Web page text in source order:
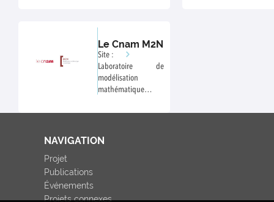
Le Cnam M2N
Site :
Laboratoire de
modélisation
mathématique et
NAVIGATION
Projet
Publications
Événements
Projets connexes